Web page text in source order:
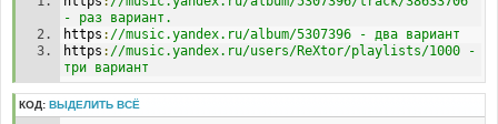
- раз вариант.
https : //music.yandex.ru/album/5307396 - два вариант
https : //music.yandex.ru/users/ReXtor/playlists/1000 -
три вариант
КОД: ВЫДЕЛИТЬ ВСЁ